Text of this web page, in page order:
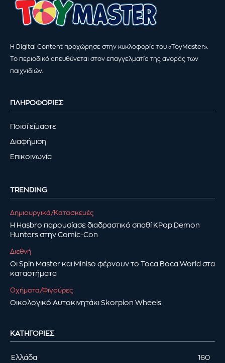
Η Digital Content προχώρησε στην κυκλοφορία του «ToyMaster».
Το περιοδικό απευθύνεται στον επαγγελματία της αγοράς των
παιχνιδιών.
ΠΛΗΡΟΦΟΡΙΕΣ
Ποιοί είμαστε
Διαφήμιση
Επικοινωνία
TRENDING
Δημιουργικά/Κατασκευές
Η Hasbro παρουσίασε διαδραστικό σπαθί KPop Demon
Hunters στην Comic-Con
Διεθνή
Οι Spin Master και Miniso φέρνουν το Toca Boca World στα
καταστήματα
Οχήματα/Φιγούρες
Οικολογικό Αυτοκινητάκι Skorpion Wheels
ΚΑΤΗΓΟΡΊΕΣ
Ελλάδα 160